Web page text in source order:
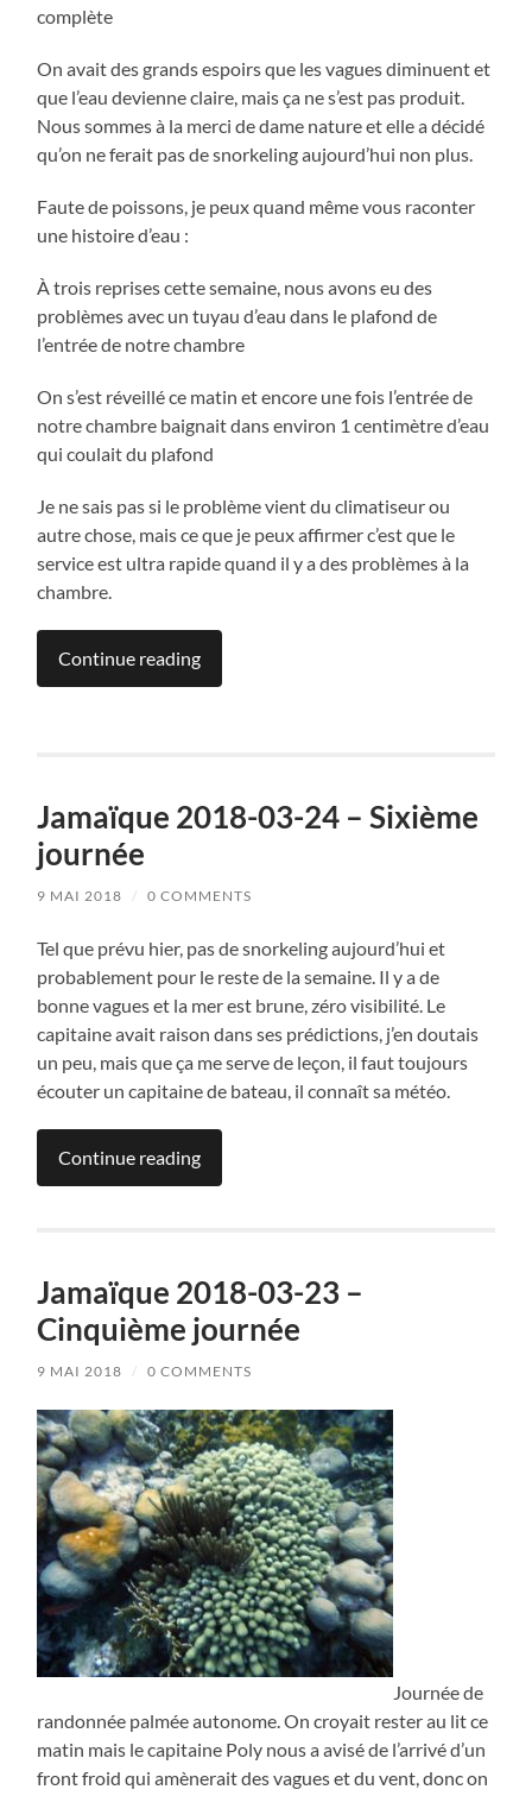
complète
On avait des grands espoirs que les vagues diminuent et
que l’eau devienne claire, mais ça ne s’est pas produit.
Nous sommes à la merci de dame nature et elle a décidé
qu’on ne ferait pas de snorkeling aujourd’hui non plus.
Faute de poissons, je peux quand même vous raconter
une histoire d’eau :
À trois reprises cette semaine, nous avons eu des
problèmes avec un tuyau d’eau dans le plafond de
l’entrée de notre chambre
On s’est réveillé ce matin et encore une fois l’entrée de
notre chambre baignait dans environ 1 centimètre d’eau
qui coulait du plafond
Je ne sais pas si le problème vient du climatiseur ou
autre chose, mais ce que je peux affirmer c’est que le
service est ultra rapide quand il y a des problèmes à la
chambre.
Continue reading
Jamaïque 2018-03-24 – Sixième
journée
9 MAI 2018 / 0 COMMENTS
Tel que prévu hier, pas de snorkeling aujourd’hui et
probablement pour le reste de la semaine. Il y a de
bonne vagues et la mer est brune, zéro visibilité. Le
capitaine avait raison dans ses prédictions, j’en doutais
un peu, mais que ça me serve de leçon, il faut toujours
écouter un capitaine de bateau, il connaît sa météo.
Continue reading
Jamaïque 2018-03-23 –
Cinquième journée
9 MAI 2018 / 0 COMMENTS
Journée de
randonnée palmée autonome. On croyait rester au lit ce
matin mais le capitaine Poly nous a avisé de l’arrivé d’un
front froid qui amènerait des vagues et du vent, donc on